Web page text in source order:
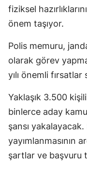
fiziksel
önem taşıyor.
Polis memuru,
olarak görev
yılı önemli fırsatlar
Yaklaşık 3.500
binlerce aday
şansı yakalayacak.
yayımlanmasının
şartlar ve başvuru